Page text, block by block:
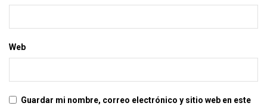
Web
Guardar mi nombre, correo electrónico y sitio web en este